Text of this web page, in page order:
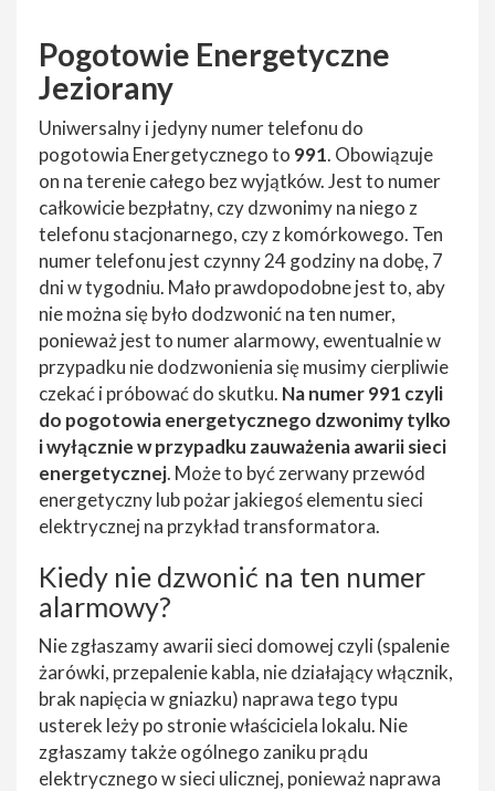
Pogotowie Energetyczne
Jeziorany
Uniwersalny i jedyny numer telefonu do
pogotowia Energetycznego to 991. Obowiązuje
on na terenie całego bez wyjątków. Jest to numer
całkowicie bezpłatny, czy dzwonimy na niego z
telefonu stacjonarnego, czy z komórkowego. Ten
numer telefonu jest czynny 24 godziny na dobę, 7
dni w tygodniu. Mało prawdopodobne jest to, aby
nie można się było dodzwonić na ten numer,
ponieważ jest to numer alarmowy, ewentualnie w
przypadku nie dodzwonienia się musimy cierpliwie
czekać i próbować do skutku. Na numer 991 czyli
do pogotowia energetycznego dzwonimy tylko
i wyłącznie w przypadku zauważenia awarii sieci
energetycznej. Może to być zerwany przewód
energetyczny lub pożar jakiegoś elementu sieci
elektrycznej na przykład transformatora.
Kiedy nie dzwonić na ten numer
alarmowy?
Nie zgłaszamy awarii sieci domowej czyli (spalenie
żarówki, przepalenie kabla, nie działający włącznik,
brak napięcia w gniazku) naprawa tego typu
usterek leży po stronie właściciela lokalu. Nie
zgłaszamy także ogólnego zaniku prądu
elektrycznego w sieci ulicznej, ponieważ naprawa